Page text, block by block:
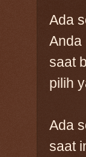
Ada
Anda
saat
pilih
Ada
saat